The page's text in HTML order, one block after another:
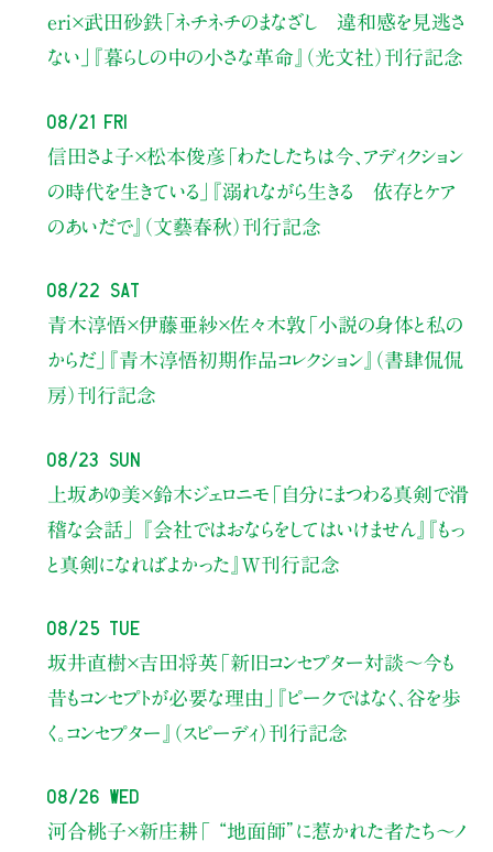
eri×武田砂鉄「ネチネチのまなざし 違和感を見逃さ
ない」
『暮らしの中の小さな革命』（光文社）刊行記念
08/21 Fri
信田さよ子×松本俊彦 「わたしたちは今、アディクション
の時代を生きている」
『溺れながら生きる 依存とケア
のあいだで』（文藝春秋）刊行記念
08/22 Sat
青木淳悟×伊藤亜紗×佐々木敦 「小説の身体と私の
からだ」
『青木淳悟初期作品コレクション』（書肆侃侃
房）刊行記念
08/23 Sun
上坂あゆ美×鈴木ジェロニモ 「自分にまつわる真剣で滑
稽な会話」
『会社ではおならをしてはいけません』『もっ
と真剣になればよかった』W刊行記念
08/25 Tue
坂井直樹×吉田将英「新旧コンセプター対談～今も
昔もコンセプトが必要な理由」
『ピークではなく、谷を歩
く。コンセプター』（スピーディ）刊行記念
08/26 Wed
河合桃子×新庄耕「 “地面師”に惹かれた者たち〜ノ